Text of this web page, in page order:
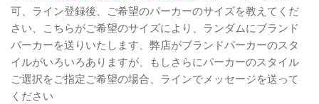
可、ライン登録後、ご希望のパーカーのサイズを教えてくだ
さい、こちらがご希望のサイズにより、ランダムにブランド
パーカーを送りいたします、弊店がブランドパーカーのスタ
イルがいろいろありますが、もしさらにパーカーのスタイル
ご選択をご指定ご希望の場合、ラインでメッセージを送って
ください